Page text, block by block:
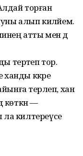
торған
алып киләйем.
атты мен дә
терәтеп тор.
ханды кәкре
терәлеп, хан
көткән —
ла килтереүсе